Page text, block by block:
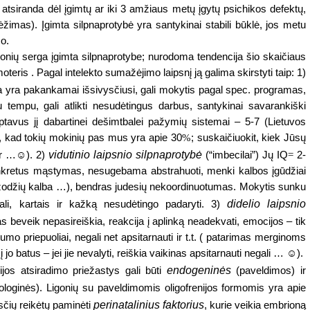
dėl įgimtų ar iki 3 amžiaus metų įgytų psichikos defektų,
Įgimta silpnaprotybė yra santykinai stabili būklė, jos metu
serga įgimta silpnaprotybe; nurodoma tendencija šio skaičiaus
. Pagal intelekto sumažėjimo laipsnį ją galima skirstyti taip: 1)
yra pakankamai išsivysčiusi, gali mokytis pagal spec. programas,
gali atlikti nesudėtingus darbus, santykinai savarankiški
jį dabartinei dešimtbalei pažymių sistemai – 5-7 (Lietuvos
tokių mokinių pas mus yra apie 30%; suskaičiuokit, kiek Jūsų
…☺). 2) vidutinio laipsnio silpnaprotybė (“imbecilai”) Jų IQ= 2-
mąstymas, nesugebama abstrahuoti, menki kalbos įgūdžiai
kalba …), bendras judesių nekoordinuotumas. Mokytis sunku
kartais ir kažką nesudėtingo padaryti. 3) didelio laipsnio
beveik nepasireiškia, reakcija į aplinką neadekvati, emocijos – tik
priepuoliai, negali net apsitarnauti ir t.t. ( patarimas merginoms
jo batus – jei jie nevalyti, reiškia vaikinas apsitarnauti negali … ☺).
atsiradimo priežastys gali būti endogeninės(paveldimos) ir
Ligonių su paveldimomis oligofrenijos formomis yra apie
reikėtų paminėti perinatalinius faktorius, kurie veikia embrioną